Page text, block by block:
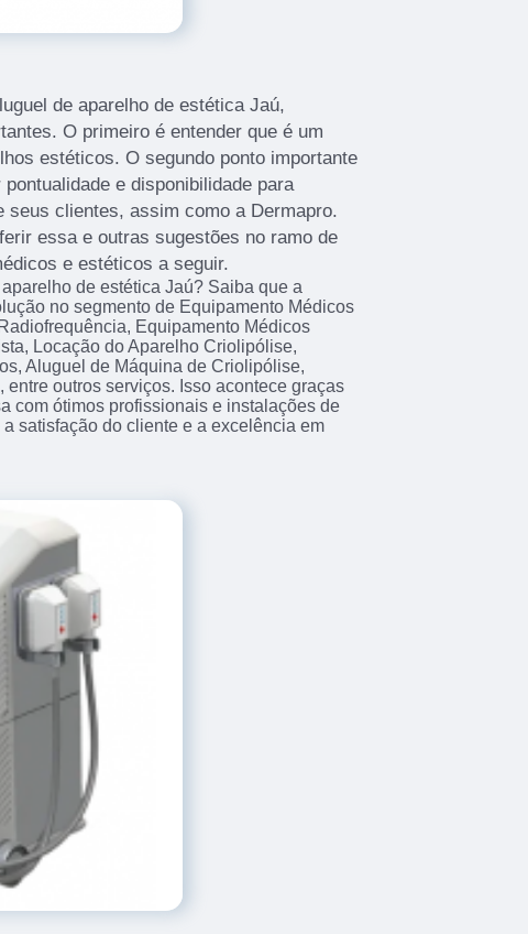
de aparelho de estética Jaú,
O primeiro é entender que é um
estéticos. O segundo ponto importante
e disponibilidade para
seus clientes, assim como a Dermapro.
essa e outras sugestões no ramo de
e estéticos a seguir.
de estética Jaú? Saiba que a
no segmento de Equipamento Médicos
Equipamento Médicos
Locação do Aparelho Criolipólise,
Aluguel de Máquina de Criolipólise,
outros serviços. Isso acontece graças
com ótimos profissionais e instalações de
satisfação do cliente e a excelência em